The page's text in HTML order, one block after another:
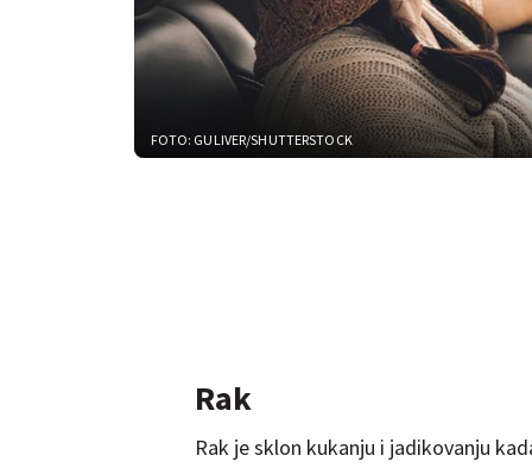
FOTO: GULIVER/SHUTTERSTOCK
Rak
Rak je sklon kukanju i jadikovanju